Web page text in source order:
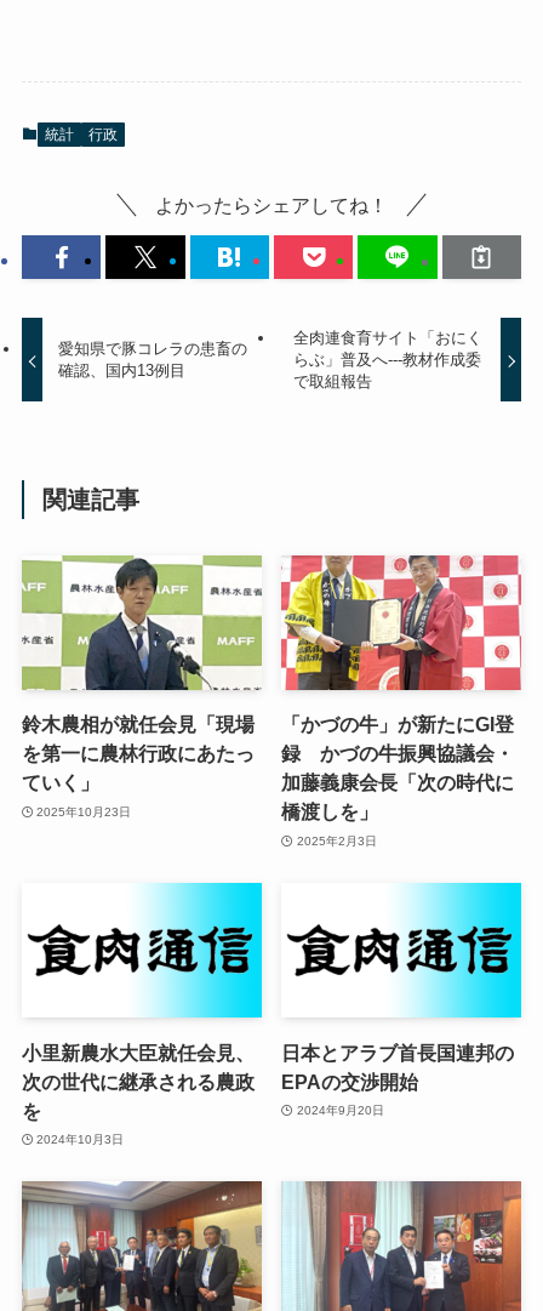
統計 行政
よかったらシェアしてね！
愛知県で豚コレラの患畜の
確認、国内13例目
全肉連食育サイト「おにく
らぶ」普及へ---教材作成委
で取組報告
関連記事
鈴木農相が就任会見「現場
を第一に農林行政にあたっ
ていく」
2025年10月23日
「かづの牛」が新たにGI登
録 かづの牛振興協議会・
加藤義康会長「次の時代に
橋渡しを」
2025年2月3日
小里新農水大臣就任会見、
次の世代に継承される農政
を
2024年10月3日
日本とアラブ首長国連邦の
EPAの交渉開始
2024年9月20日